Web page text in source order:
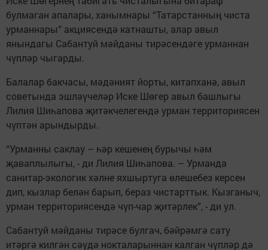
булмаган апалары, ханымнары “Татарстанның чиста
урманнары” акциясендә катнашты, алар авыл
янындагы Сабантуй мәйданы тирәсендәге урманнан
чүпләр чыгарды.
Балалар бакчасы, мәдәният йорты, китапханә, авыл
советында эшләүчеләр Иске Шөгер авыл башлыгы
Лилия Шиһапова җитәкчелегендә урман территориясен
чүптән арындырды.
“Урманны саклау – һәр кешенең бурычы һәм
җаваплылыгы, - ди Лилия Шиһапова. – Урманда
санитар-экологик хәлне яхшыртуга өлешебез керсен
дип, кызлар белән барып, бераз чистарттык. Кызганыч,
урман территориясендә чүп-чар җитәрлек”, - ди ул.
Сабантуй мәйданы тирәсе булгач, бәйрәмгә сату
итәргә килгән сәүдә нокталарыннан калган чүпләр дә